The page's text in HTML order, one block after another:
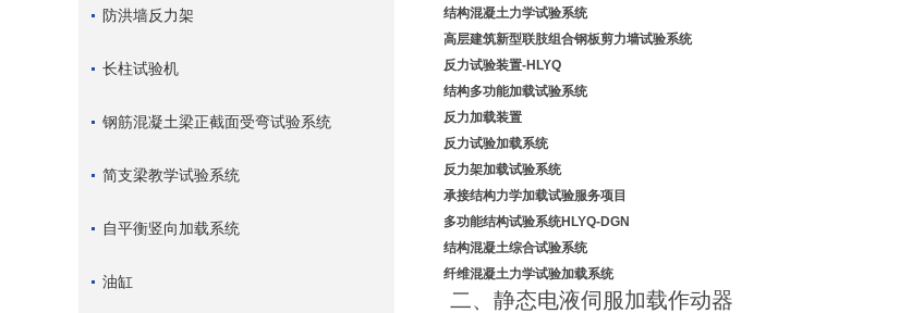
防洪墙反力架
长柱试验机
钢筋混凝土梁正截面受弯试验系统
简支梁教学试验系统
自平衡竖向加载系统
油缸
结构混凝土力学试验系统
高层建筑新型联肢组合钢板剪力墙试验系统
反力试验装置-HLYQ
结构多功能加载试验系统
反力加载装置
反力试验加载系统
反力架加载试验系统
承接结构力学加载试验服务项目
多功能结构试验系统HLYQ-DGN
结构混凝土综合试验系统
纤维混凝土力学试验加载系统
二、静态电液伺服加载作动器